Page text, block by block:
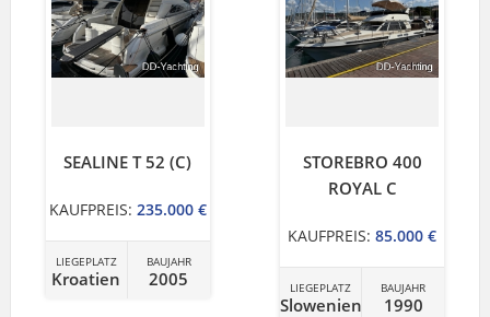
SEALINE T 52 (C)
KAUFPREIS: 235.000 €
LIEGEPLATZ
Kroatien
BAUJAHR
2005
STOREBRO 400
ROYAL C
KAUFPREIS: 85.000 €
LIEGEPLATZ
Slowenien
BAUJAHR
1990